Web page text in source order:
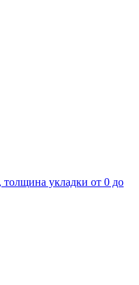
укладки от 0 до